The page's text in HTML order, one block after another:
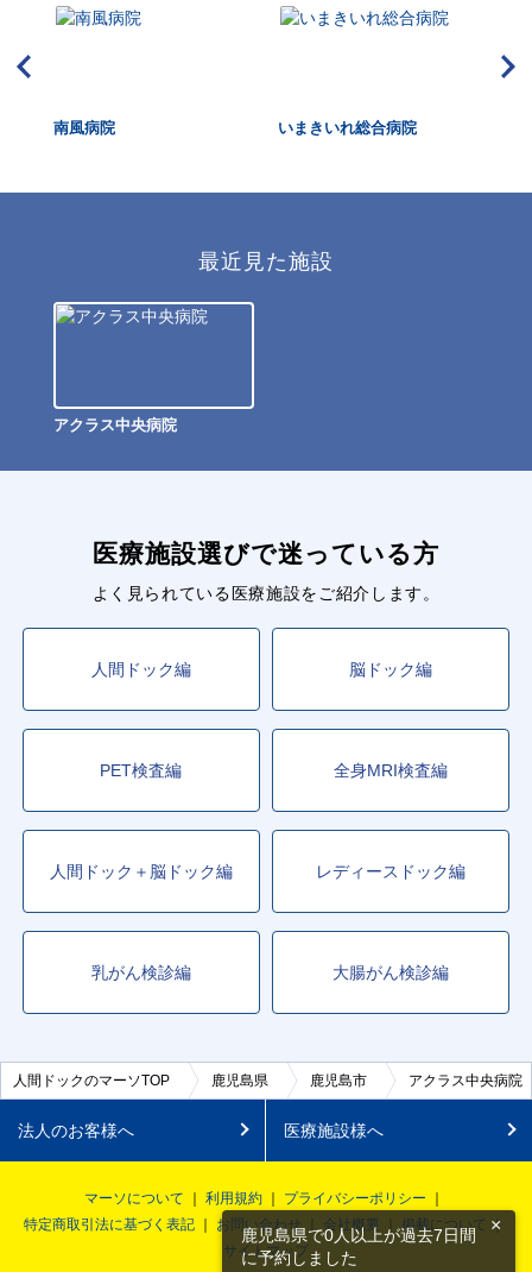
南風病院 いまきいれ総合病院
最近見た施設
アクラス中央病院
医療施設選びで迷っている方
よく見られている医療施設をご紹介します。
人間ドック編 脳ドック編
PET検査編 全身MRI検査編
人間ドック＋脳ドック編 レディースドック編
乳がん検診編 大腸がん検診編
人間ドックのマーソTOP 鹿児島県 鹿児島市 アクラス中央病院
法人のお客様へ 医療施設様へ
マーソについて 利用規約
プライバシーポリシー
特定商取引法に基づく表記
お問い合わせ 会社概要
掲載について
サイトマップ
鹿児島県で0人以上が過去7日間
に予約しました
×